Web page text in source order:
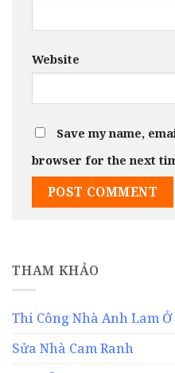
Website
Save my name,
browser for the next
THAM KHẢO
Thi Công Nhà Anh Lam Ở
Sửa Nhà Cam Ranh